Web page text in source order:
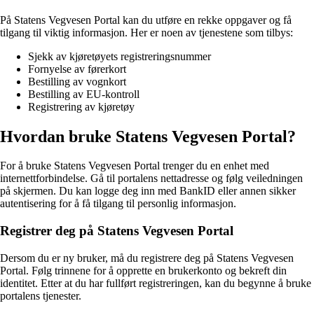
På Statens Vegvesen Portal kan du utføre en rekke oppgaver og få
tilgang til viktig informasjon. Her er noen av tjenestene som tilbys:
Sjekk av kjøretøyets registreringsnummer
Fornyelse av førerkort
Bestilling av vognkort
Bestilling av EU-kontroll
Registrering av kjøretøy
Hvordan bruke Statens Vegvesen Portal?
For å bruke Statens Vegvesen Portal trenger du en enhet med
internettforbindelse. Gå til portalens nettadresse og følg veiledningen
på skjermen. Du kan logge deg inn med BankID eller annen sikker
autentisering for å få tilgang til personlig informasjon.
Registrer deg på Statens Vegvesen Portal
Dersom du er ny bruker, må du registrere deg på Statens Vegvesen
Portal. Følg trinnene for å opprette en brukerkonto og bekreft din
identitet. Etter at du har fullført registreringen, kan du begynne å bruke
portalens tjenester.